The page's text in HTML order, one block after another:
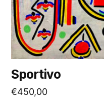
Sportivo
€450,00